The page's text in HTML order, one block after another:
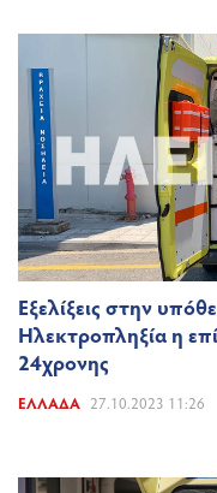
Εξελίξεις στην
Ηλεκτροπληξία η
24χρονης
ΕΛΛΆΔΑ 27.10.2023 11:26